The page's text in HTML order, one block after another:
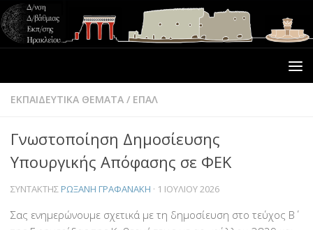
ΕΚΠΑΙΔΕΥΤΙΚΑ ΘΕΜΑΤΑ / ΕΠΑΛ
Γνωστοποίηση Δημοσίευσης
Υπουργικής Απόφασης σε ΦΕΚ
ΣΥΝΤΆΚΤΗΣ ΡΩΞΆΝΗ ΓΡΑΦΑΝΆΚΗ · 1 ΙΟΥΛΊΟΥ 2026
Σας ενημερώνουμε σχετικά με τη δημοσίευση στο τεύχος Β΄